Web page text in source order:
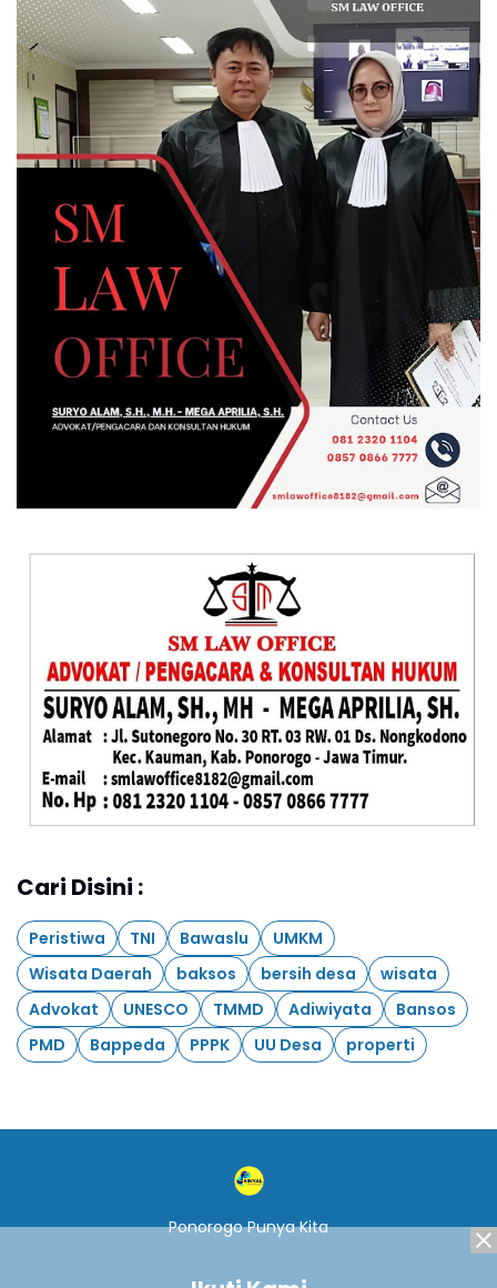
Cari Disini :
Peristiwa TNI Bawaslu
UMKM
Wisata Daerah
baksos bersih desa
wisata
Advokat
UNESCO TMMD Adiwiyata
Bansos
PMD
Bappeda PPPK UU Desa properti
Ponorogo Punya Kita